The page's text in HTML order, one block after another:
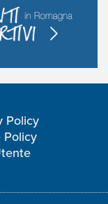
Policy
Policy